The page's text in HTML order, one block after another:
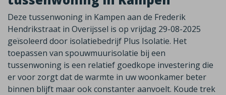
Deze tussenwoning in Kampen aan de Frederik
Hendrikstraat in Overijssel is op vrijdag 29-08-2025
geïsoleerd door isolatiebedrijf Plus Isolatie. Het
toepassen van spouwmuurisolatie bij een
tussenwoning is een relatief goedkope investering die
er voor zorgt dat de warmte in uw woonkamer beter
binnen blijft maar ook constanter aanvoelt. Koude trek